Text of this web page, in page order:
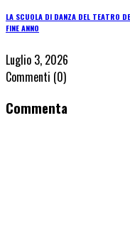
LA SCUOLA DI DANZA DEL TEATRO
FINE ANNO
Luglio 3, 2026
Commenti (0)
Commenta